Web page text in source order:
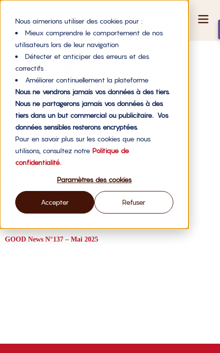
Nous aimerions utiliser des cookies pour :
Mieux comprendre le comportement de nos
utilisateurs lors de leur navigation
Détecter et anticiper des erreurs et des
correctifs
Améliorer continuellement la plateforme
Nous ne vendrons jamais vos données à des tiers.
Nous ne partagerons jamais vos données à des
tiers dans un but commercial ou publicitaire. Vos
données sensibles resterons encryptées.
Pour en savoir plus sur les cookies que nous
utilisons, consultez notre Politique de
confidentialité.
Paramètres des cookies
Accepter Refuser
Catégorie :
newsletter
GOOD News N°143 – Novembre 2025
GOOD News N°140 – Août 2025
GOOD News N°139 – Juillet 2025
GOOD News N°138 – Juin 2025
GOOD News N°137 – Mai 2025